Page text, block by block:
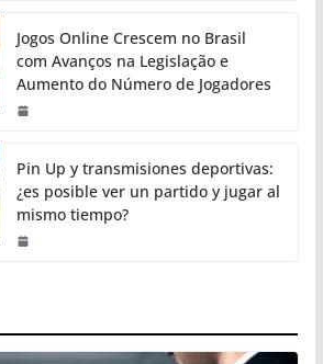
Jogos Online Crescem no Brasil
com Avanços na Legislação e
Aumento do Número de Jogadores
Pin Up y transmisiones deportivas:
¿es posible ver un partido y jugar al
mismo tiempo?